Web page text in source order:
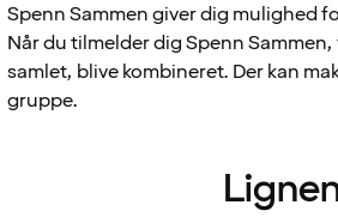
Spenn Sammen giver dig mulighed
Når du tilmelder dig Spenn
samlet, blive kombineret. Der kan
gruppe.